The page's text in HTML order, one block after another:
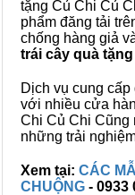
tặng Củ Chi Củ
phẩm đăng tải
chống hàng giả
trái cây quà
Dịch vụ cung
với nhiều cửa
Chi Củ Chi Cũng
những trải
Xem tại: CÁC
CHUỘNG - 0933